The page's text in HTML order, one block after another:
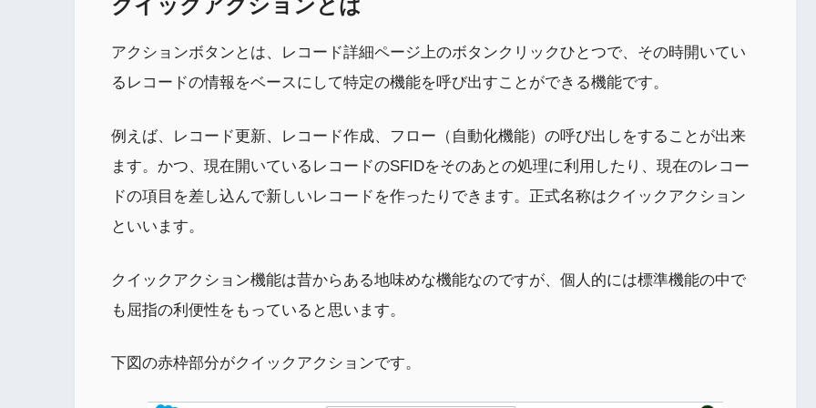
アクションボタンとは、レコード詳細ページ上のボタンクリックひとつで、その時開いてい
るレコードの情報をベースにして特定の機能を呼び出すことができる機能です。
例えば、レコード更新、レコード作成、フロー（⾃動化機能）の呼び出しをすることが出来
ます。かつ、現在開いているレコードのSFIDをそのあとの処理に利用したり、現在のレコー
ドの項目を差し込んで新しいレコードを作ったりできます。正式名称はクイックアクション
といいます。
クイックアクション機能は昔からある地味めな機能なのですが、個人的には標準機能の中で
も屈指の利便性をもっていると思います。
下図の赤枠部分がクイックアクションです。